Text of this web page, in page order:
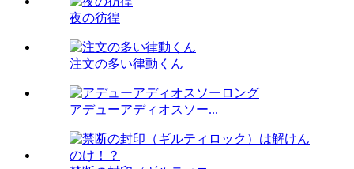
夜の彷徨
注文の多い律動くん
アデューアディオスソー...